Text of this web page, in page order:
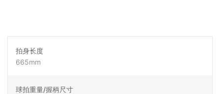
拍身长度
665mm
球拍重量/握柄尺寸